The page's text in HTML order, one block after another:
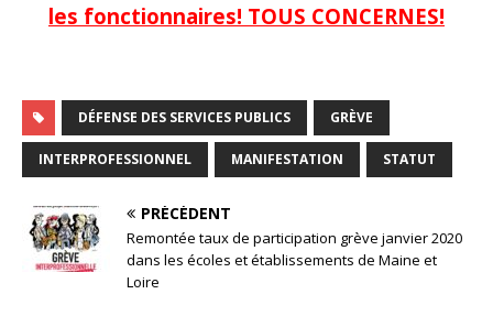
les fonctionnaires! TOUS CONCERNES!
DÉFENSE DES SERVICES PUBLICS GRÈVE
INTERPROFESSIONNEL MANIFESTATION STATUT
PRÉCÉDENT
Remontée taux de participation grève janvier 2020
dans les écoles et établissements de Maine et
Loire